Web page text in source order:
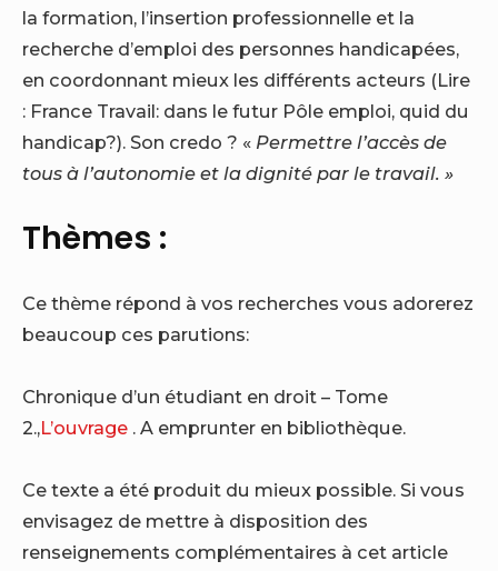
la formation, l’insertion professionnelle et la
recherche d’emploi des personnes handicapées,
en coordonnant mieux les différents acteurs (Lire
: France Travail: dans le futur Pôle emploi, quid du
handicap?). Son credo ? « Permettre l’accès de
tous à l’autonomie et la dignité par le travail. »
Thèmes :
Ce thème répond à vos recherches vous adorerez
beaucoup ces parutions:
Chronique d’un étudiant en droit – Tome
2.,L’ouvrage . A emprunter en bibliothèque.
Ce texte a été produit du mieux possible. Si vous
envisagez de mettre à disposition des
renseignements complémentaires à cet article